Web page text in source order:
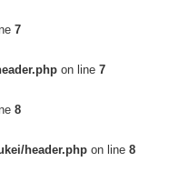
7
on line 7
8
header.php on line 8